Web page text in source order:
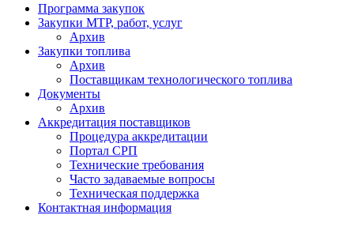
Программа закупок
Закупки МТР, работ, услуг
Архив
Закупки топлива
Архив
Поставщикам технологического топлива
Документы
Архив
Аккредитация поставщиков
Процедура аккредитации
Портал СРП
Технические требования
Часто задаваемые вопросы
Техническая поддержка
Контактная информация